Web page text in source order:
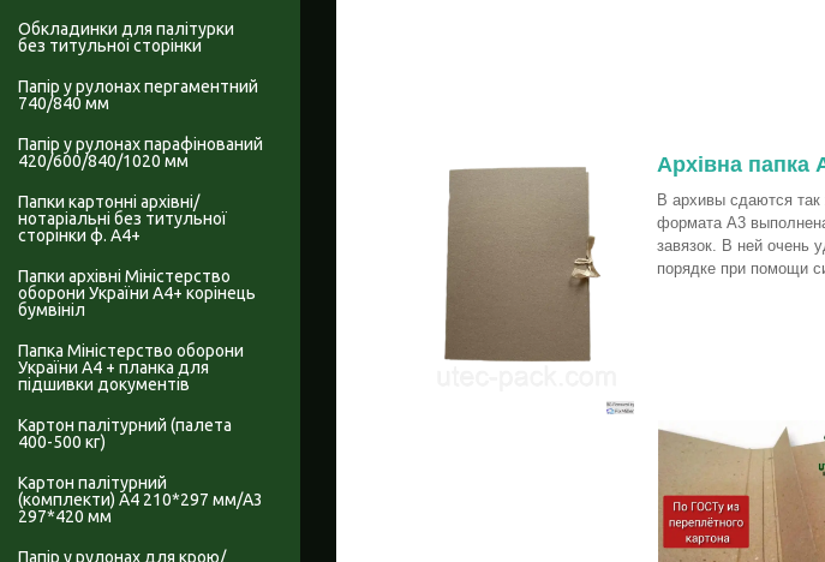
Архівна папка
В архивы сдаются
формата А3
завязок. В ней очень
порядке при помощи
Обкладинки для палітурки
без титульноі сторінки
Папір у рулонах пергаментний
740/840 мм
Папір у рулонах парафінований
420/600/840/1020 мм
Папки картонні архівні/
нотаріальні без титульної
сторінки ф. А4+
Папки архівні Міністерство
оборони України А4+ корінець
бумвініл
Папка Міністерство оборони
України А4 + планка для
підшивки документів
Картон палітурний (палета
400-500 кг)
Картон палітурний
(комплекти) А4 210*297 мм/А3
297*420 мм
Папір у рулонах для крою/